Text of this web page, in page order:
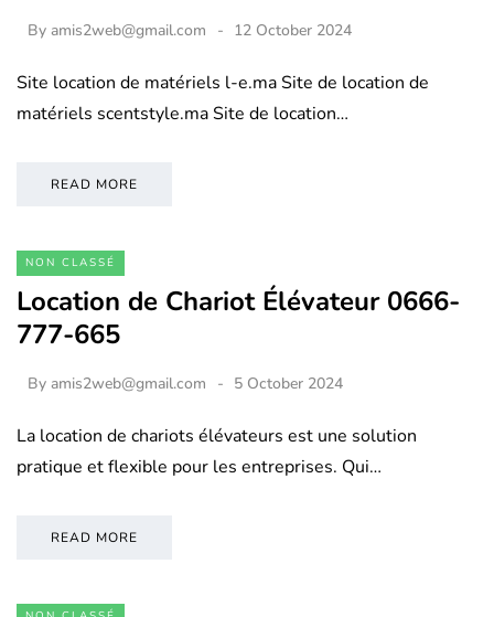
By amis2web@gmail.com 12 October 2024
Site location de matériels l-e.ma Site de location de
matériels scentstyle.ma Site de location…
READ MORE
NON CLASSÉ
Location de Chariot Élévateur 0666-
777-665
By amis2web@gmail.com 5 October 2024
La location de chariots élévateurs est une solution
pratique et flexible pour les entreprises. Qui…
READ MORE